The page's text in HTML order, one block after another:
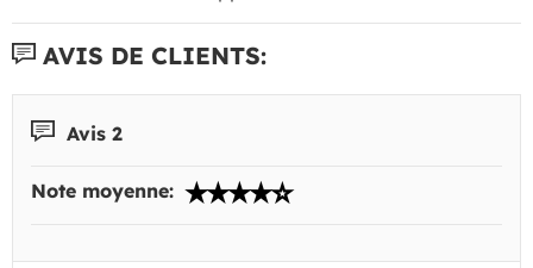
AVIS DE CLIENTS:
Avis 2
Note moyenne: